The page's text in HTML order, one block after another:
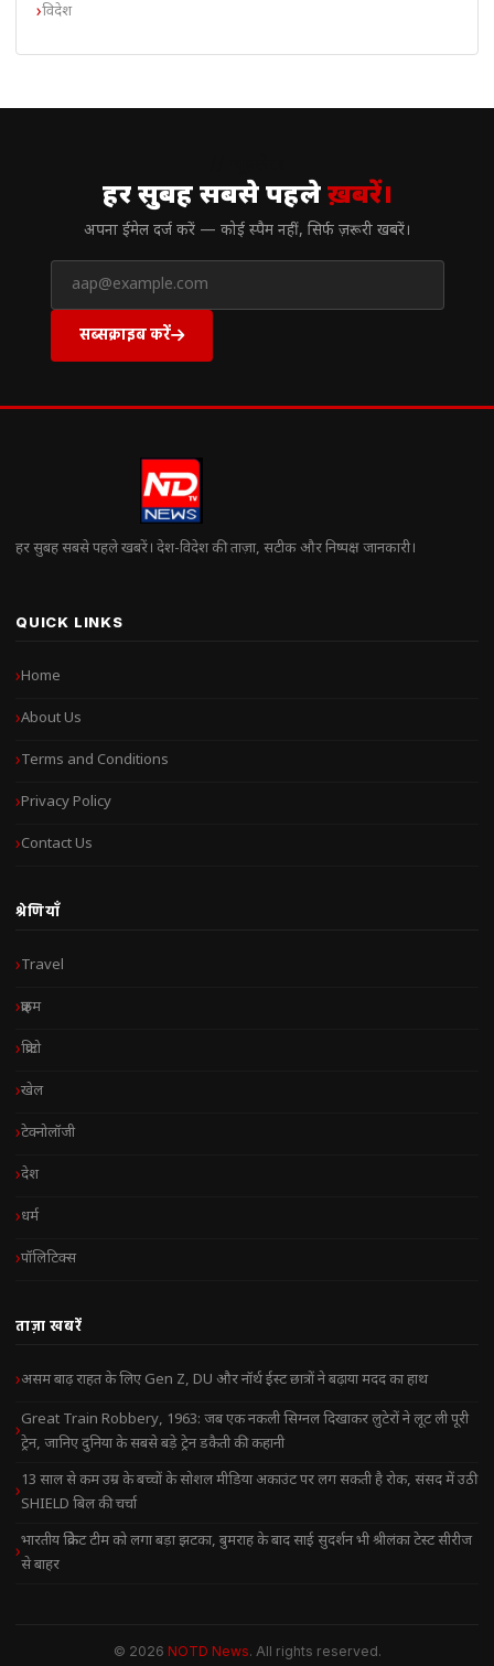
विदेश
हर सुबह सबसे पहलेख़बरें।
अपना ईमेल दर्ज करें — कोई स्पैम नहीं, सिर्फ ज़रूरी खबरें।
सब्सक्राइब करें
हर सुबह सबसे पहले खबरें। देश-विदेश की ताज़ा, सटीक और निष्पक्ष जानकारी।
QUICK LINKS
Home
About Us
Terms and Conditions
Privacy Policy
Contact Us
श्रेणियाँ
Travel
क्राइम
क्रिप्टो
खेल
टेक्नोलॉजी
देश
धर्म
पॉलिटिक्स
ताज़ा खबरें
असम बाढ़ राहत के लिए Gen Z, DU और नॉर्थ ईस्ट छात्रों ने बढ़ाया मदद का हाथ
Great Train Robbery, 1963: जब एक नकली सिग्नल दिखाकर लुटेरों ने लूट ली पूरी
ट्रेन, जानिए दुनिया के सबसे बड़े ट्रेन डकैती की कहानी
13 साल से कम उम्र के बच्चों के सोशल मीडिया अकाउंट पर लग सकती है रोक, संसद में उठी
SHIELD बिल की चर्चा
भारतीय क्रिकेट टीम को लगा बड़ा झटका, बुमराह के बाद साई सुदर्शन भी श्रीलंका टेस्ट सीरीज
से बाहर
© 2026 NOTD News. All rights reserved.